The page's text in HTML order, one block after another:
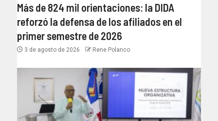
Más de 824 mil orientaciones: la DIDA
reforzó la defensa de los afiliados en el
primer semestre de 2026
3 de agosto de 2026 Rene Polanco